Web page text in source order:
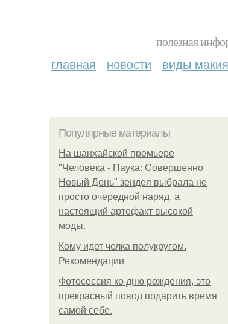
полезная
главная новости виды
Популярные материалы
На шанхайской премьере
"Человека - Паука: Совершенно
Новый День" зендея выбрала не
просто очередной наряд, а
настоящий артефакт высокой
моды.
Кому идет челка полукругом.
Рекомендации
Фотосессия ко дню рождения, это
прекрасный повод подарить время
самой себе.